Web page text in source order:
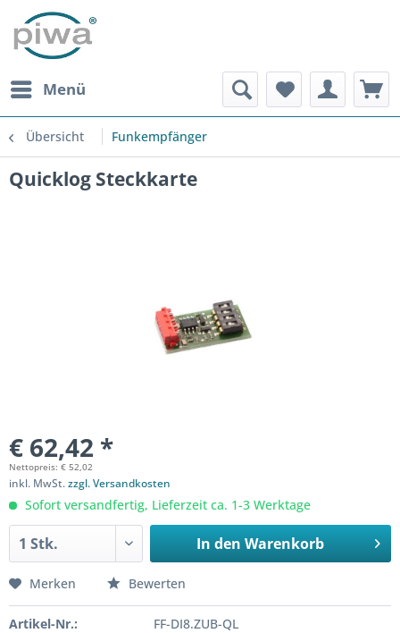
Menü
Übersicht Funkempfänger
Quicklog Steckkarte
€ 62,42 *
Nettopreis: € 52,02
inkl. MwSt.zzgl. Versandkosten
Sofort versandfertig, Lieferzeit ca. 1-3 Werktage
In den Warenkorb
Merken Bewerten
Artikel-Nr.:
FF-DI8.ZUB-QL